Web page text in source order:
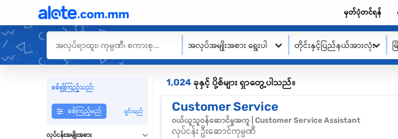
မှတ်ပုံတင်ရန်
အလုပ်အမျိုးအစား ရွေးပါ တိုင်းနှင့်ပြည်နယ်အားလုံး
စစ်၍ကြည့်သည်:
စစ်ကြည့်မည် ရှင်းမည်
လုပ်ငန်းအမျိုးအစား
1,024 ခုနှင့် ပို့စ်များ ရှာတွေ့ပါသည်။
Customer Service
ဝယ်ယူသူဝန်ဆောင်မှုအကူ | Customer Service Assistant
လုပ်ငန်း ဦးဆောင်ကုမ္ပဏီ